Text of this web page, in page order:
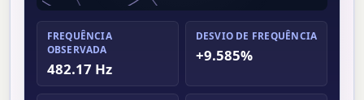
FREQUÊNCIA
OBSERVADA
482.17 Hz
DESVIO DE FREQUÊNCIA
+9.585%